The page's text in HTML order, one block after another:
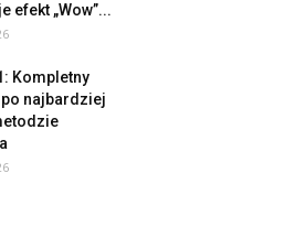
efekt „Wow”...
Kompletny
najbardziej